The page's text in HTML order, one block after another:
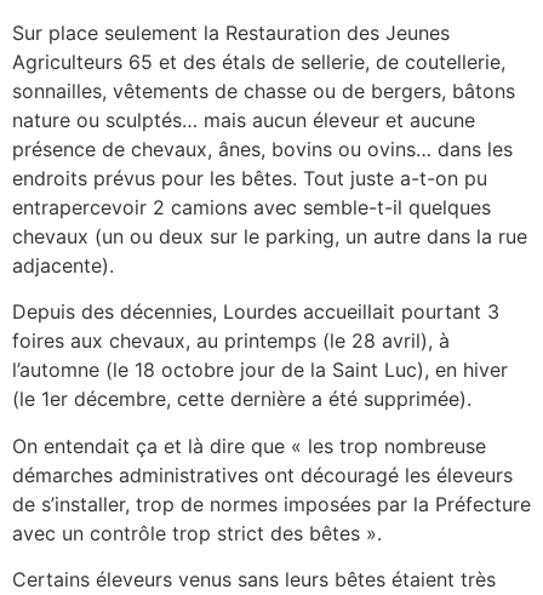
Sur place seulement la Restauration des Jeunes
Agriculteurs 65 et des étals de sellerie, de coutellerie,
sonnailles, vêtements de chasse ou de bergers, bâtons
nature ou sculptés… mais aucun éleveur et aucune
présence de chevaux, ânes, bovins ou ovins… dans les
endroits prévus pour les bêtes. Tout juste a-t-on pu
entrapercevoir 2 camions avec semble-t-il quelques
chevaux (un ou deux sur le parking, un autre dans la rue
adjacente).
Depuis des décennies, Lourdes accueillait pourtant 3
foires aux chevaux, au printemps (le 28 avril), à
l’automne (le 18 octobre jour de la Saint Luc), en hiver
(le 1er décembre, cette dernière a été supprimée).
On entendait ça et là dire que « les trop nombreuse
démarches administratives ont découragé les éleveurs
de s’installer, trop de normes imposées par la Préfecture
avec un contrôle trop strict des bêtes ».
Certains éleveurs venus sans leurs bêtes étaient très